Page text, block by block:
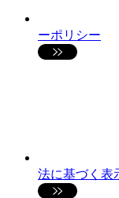
ーポリシー
法に基づく表